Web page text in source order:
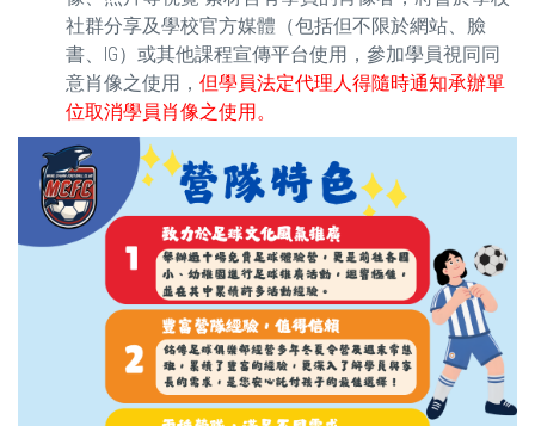
社群分享及學校官方媒體（包括但不限於網站、臉
書、IG）或其他課程宣傳平台使用，參加學員視同同
意肖像之使用， 但學員法定代理人得隨時通知承辦單
位取消學員肖像之使用。